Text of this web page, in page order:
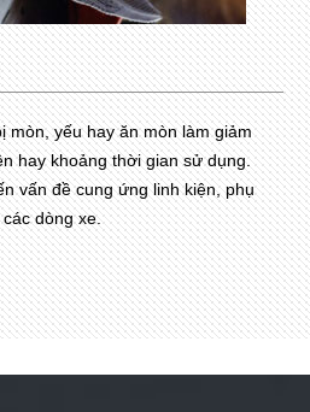
mòn, yếu hay ăn mòn làm giảm
hay khoảng thời gian sử dụng.
vấn đề cung ứng linh kiện, phụ
dòng xe.